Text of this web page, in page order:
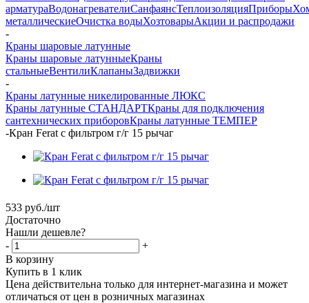
арматураВодонагревателиСанфаянсТеплоизоляцияПриборы
металлическиеОчистка водыХозтоварыАкции и распродажи
-
Краны шаровые латунные
Краны шаровые латунныеКраны
стальныеВентилиКлапаныЗадвижки
-
Краны латунные никелированные ЛЮКС
Краны латунные СТАНДАРТКраны для подключения
сантехнических приборовКраны латунные ТЕМПЕР
-Кран Ferat с фильтром г/г 15 рычаг
533 руб./шт
Достаточно
Нашли дешевле?
-
+
В корзину
Купить в 1 клик
Цена действительна только для интернет-магазина и может
отличаться от цен в розничных магазинах